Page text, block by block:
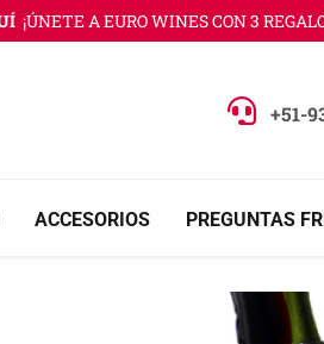
¡ÚNETE A EURO WINES CON 3
+51-
ACCESORIOS PREGUNTAS